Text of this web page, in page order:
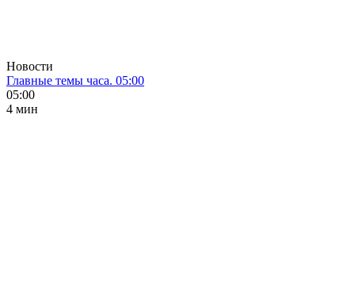
Новости
Главные темы часа. 05:00
05:00
4 мин